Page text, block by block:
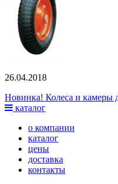
26.04.2018
Новинка! Колеса и камеры
каталог
о компании
каталог
цены
доставка
контакты